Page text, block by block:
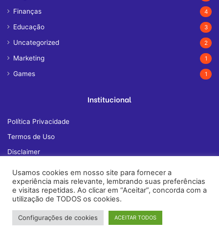
Finanças 4
Educação 3
Uncategorized 2
Marketing 1
Games 1
Institucional
Política Privacidade
Termos de Uso
Disclaimer
Fale Conosco
© Copyright 2026, All Rights Reserved |janelatech.com
Usamos cookies em nosso site para fornecer a
experiência mais relevante, lembrando suas preferências
e visitas repetidas. Ao clicar em “Aceitar”, concorda com a
utilização de TODOS os cookies.
Configurações de cookies ACEITAR TODOS